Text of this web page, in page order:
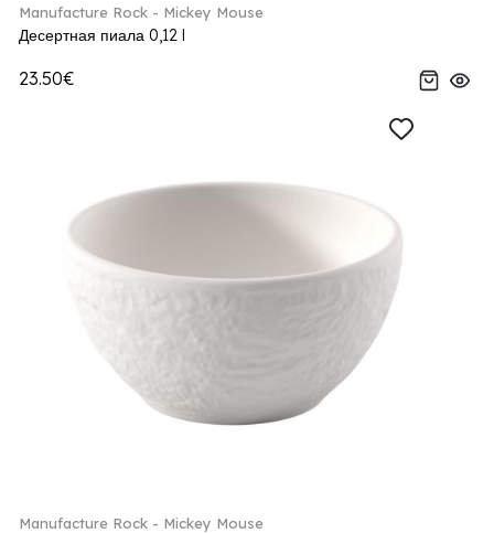
Manufacture Rock - Mickey Mouse
Десертная пиала 0,12 l
23.50€
Manufacture Rock - Mickey Mouse